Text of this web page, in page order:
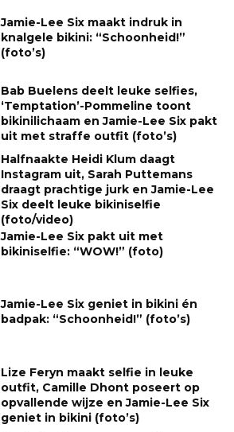
Jamie-Lee Six maakt indruk in
knalgele bikini: “Schoonheid!”
(foto’s)
Bab Buelens deelt leuke selfies,
‘Temptation’-Pommeline toont
bikinilichaam en Jamie-Lee Six pakt
uit met straffe outfit (foto’s)
Halfnaakte Heidi Klum daagt
Instagram uit, Sarah Puttemans
draagt prachtige jurk en Jamie-Lee
Six deelt leuke bikiniselfie
(foto/video)
Jamie-Lee Six pakt uit met
bikiniselfie: “WOW!” (foto)
Jamie-Lee Six geniet in bikini én
badpak: “Schoonheid!” (foto’s)
Lize Feryn maakt selfie in leuke
outfit, Camille Dhont poseert op
opvallende wijze en Jamie-Lee Six
geniet in bikini (foto’s)